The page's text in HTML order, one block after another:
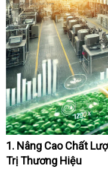
1. Nâng Cao Chất
Trị Thương Hiệu